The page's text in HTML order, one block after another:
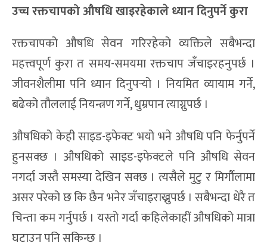
उच्च रक्तचापको औषधिखाइरहेकालेध्यान दिनुपर्ने कुरा
रक्तचापको औषधि सेवन गरिरहेको व्यक्तिले सबैभन्दा
महत्त्वपूर्ण कुरा त समय-समयमा रक्तचाप जँचाइरहनुपर्छ ।
जीवनशैलीमा पनि ध्यान दिनुपर्‍यो । नियमित व्यायाम गर्ने,
बढेको तौललाई नियन्त्रण गर्ने, धुम्रपान त्याग्नुपर्छ ।
औषधिको केही साइड-इफेक्ट भयो भने औषधि पनि फेर्नुपर्ने
हुनसक्छ । औषधिको साइड-इफेक्टले पनि औषधि सेवन
नगर्दा जस्तै समस्या देखिन सक्छ । त्यसैले मुटु र मिर्गौलामा
असर परेको छ कि छैन भनेर जँचाइराख्नुपर्छ । सबैभन्दा धेरै त
चिन्ता कम गर्नुपर्छ । यस्तो गर्दा कहिलेकाहीं औषधिको मात्रा
घटाउन पनि सकिन्छ ।